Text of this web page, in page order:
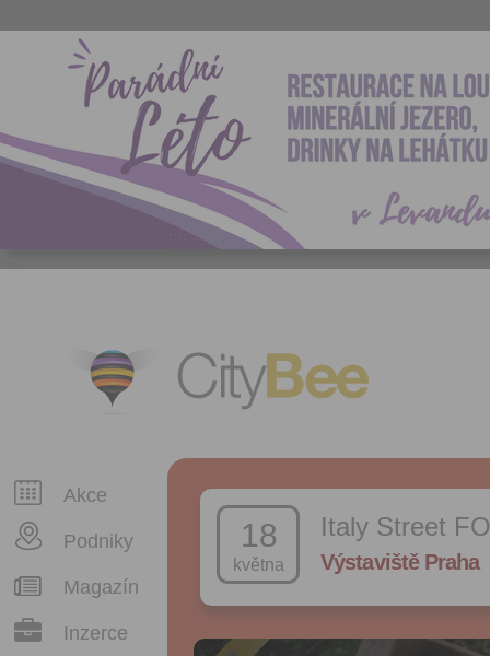
CityBee
Akce
Podniky
Magazín
Inzerce
18
května
Italy Street
Výstaviště Praha